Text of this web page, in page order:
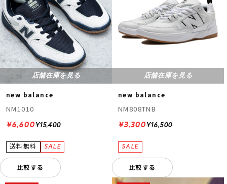
店舗在庫を見る
new balance
NM1010
¥15,400
¥6,600
比較する
店舗在庫を見る
new balance
NM808TNB
¥16,500
¥3,300
比較する